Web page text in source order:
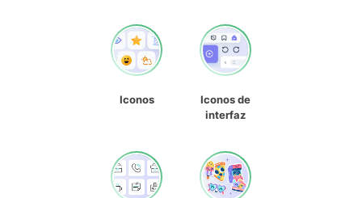
Iconos
Iconos de
interfaz